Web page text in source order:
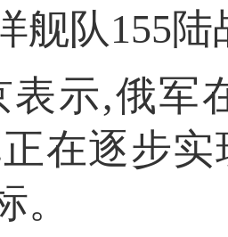
舰队155
表示,俄军
在逐步
。